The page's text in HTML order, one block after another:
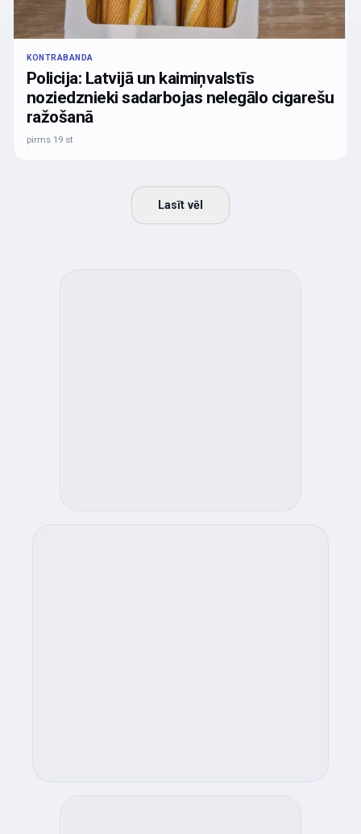
KONTRABANDA
Policija: Latvijā un kaimiņvalstīs
noziedznieki sadarbojas nelegālo cigarešu
ražošanā
pirms 19 st
Lasīt vēl